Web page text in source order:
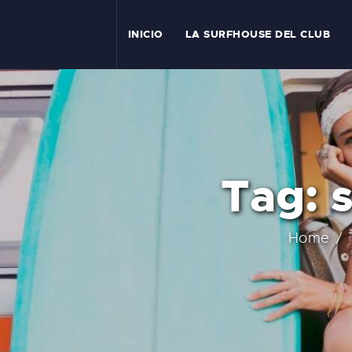
INICIO LA SURFHOUSE DEL CLUB
Tag:
Home